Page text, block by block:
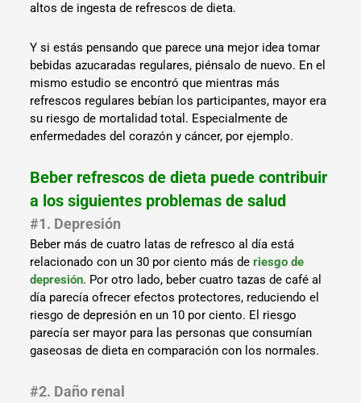
altos de ingesta de refrescos de dieta.
Y si estás pensando que parece una mejor idea tomar
bebidas azucaradas regulares, piénsalo de nuevo. En el
mismo estudio se encontró que mientras más
refrescos regulares bebían los participantes, mayor era
su riesgo de mortalidad total. Especialmente de
enfermedades del corazón y cáncer, por ejemplo.
Beber refrescos de dieta puede contribuir
a los siguientes problemas de salud
#1. Depresión
Beber más de cuatro latas de refresco al día está
relacionado con un 30 por ciento más deriesgo de
depresión. Por otro lado, beber cuatro tazas de café al
día parecía ofrecer efectos protectores, reduciendo el
riesgo de depresión en un 10 por ciento. El riesgo
parecía ser mayor para las personas que consumían
gaseosas de dieta en comparación con los normales.
#2. Daño renal